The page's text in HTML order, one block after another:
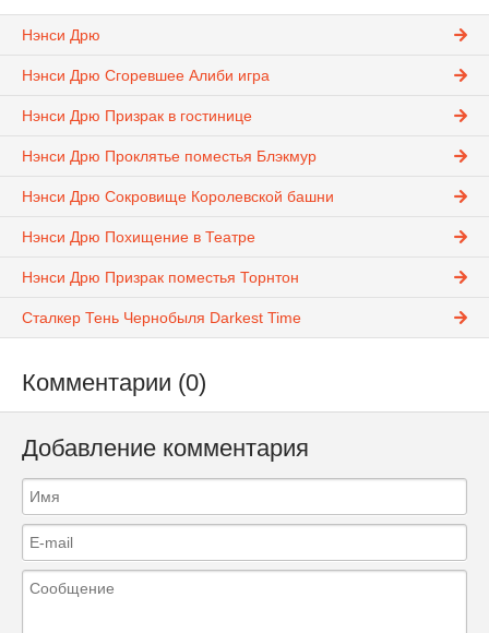
Нэнси Дрю
Нэнси Дрю Сгоревшее Алиби игра
Нэнси Дрю Призрак в гостинице
Нэнси Дрю Проклятье поместья Блэкмур
Нэнси Дрю Сокровище Королевской башни
Нэнси Дрю Похищение в Театре
Нэнси Дрю Призрак поместья Торнтон
Сталкер Тень Чернобыля Darkest Time
Комментарии (0)
Добавление комментария